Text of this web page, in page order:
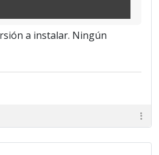
a instalar. Ningún